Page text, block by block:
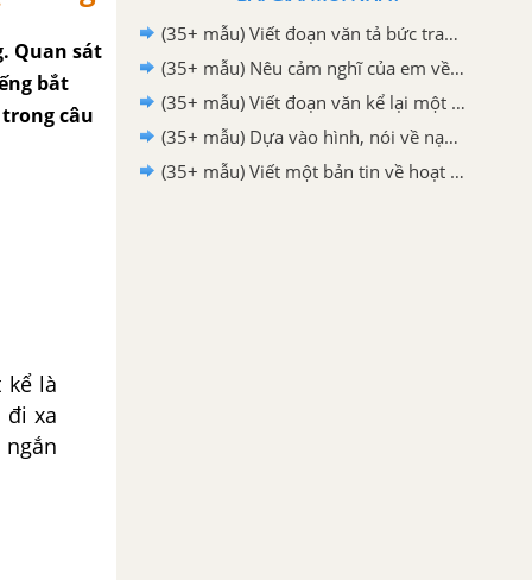
Quan sát
bắt
câu
kể là
đi xa
(35+ mẫu) Viết đoạn văn tả bức tranh về Trái Đất hay nhất - Tiếng Việt 3
(35+ mẫu) Nêu cảm nghĩ của em về một người nổi tiếng hay nhất - Tiếng Việt 3
(35+ mẫu) Viết đoạn văn kể lại một việc làm góp phần bảo vệ môi trường mà em đã tham gia hoặc chứng kiến hay nhất - Tiếng Việt 3
(35+ mẫu) Dựa vào hình, nói về nạn ô nhiễm môi trường mà em biết hay nhất - Tiếng Việt 3
(35+ mẫu) Viết một bản tin về hoạt động giữ gìn vệ sinh môi trường hay nhất - Tiếng Việt 3